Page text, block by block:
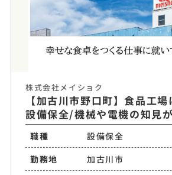
株式会社メイショク
【加古川市野口町】食品工
設備保全/機械や電機の知見
職種
設備保全
勤務地
加古川市